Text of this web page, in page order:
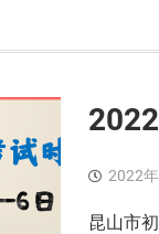
2022
昆山市